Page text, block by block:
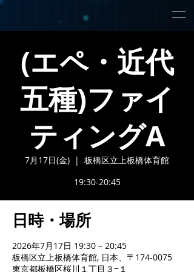
(エペ・近代
五種)ファイ
ティングA
7月17日(金)
  |
板橋区立上板橋体育館
19:30-20:45
日時・場所
2026年7月17日 19:30 – 20:45
板橋区立上板橋体育館, 日本、〒174-0075
東京都板橋区桜川１丁目３−１